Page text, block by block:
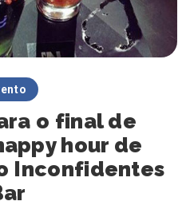
o final de
hour de
Inconfidentes